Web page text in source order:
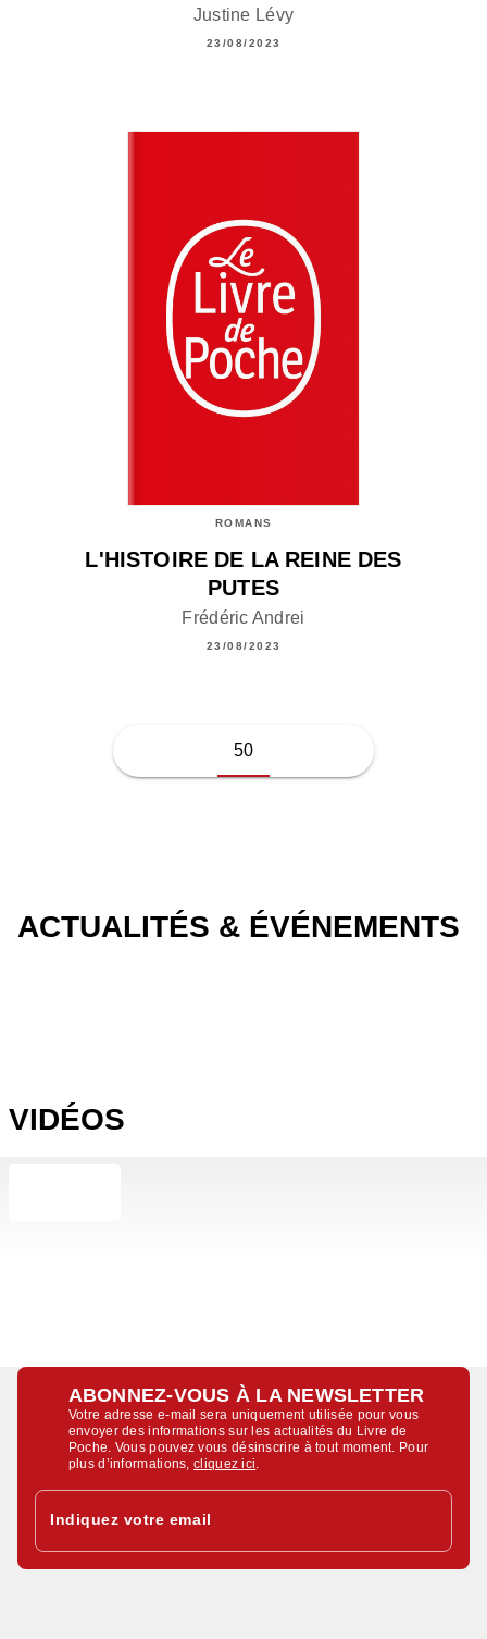
Justine Lévy
23/08/2023
ROMANS
L'HISTOIRE DE LA REINE DES
PUTES
Frédéric Andrei
23/08/2023
50
ACTUALITÉS & ÉVÉNEMENTS
VIDÉOS
ABONNEZ-VOUS À LA NEWSLETTER
Votre adresse e-mail sera uniquement utilisée pour vous
envoyer des informations sur les actualités du Livre de
Poche. Vous pouvez vous désinscrire à tout moment. Pour
plus d’informations,cliquez ici
Indiquez votre email